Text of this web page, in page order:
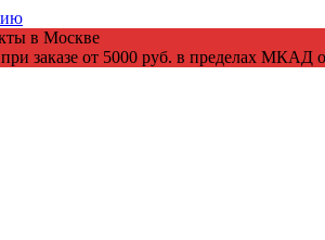
в Москве
заказе от 5000 руб. в пределах МКАД